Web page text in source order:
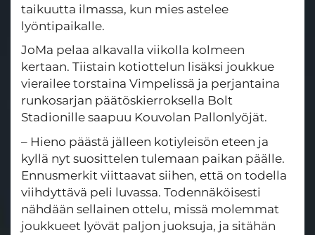
taikuutta ilmassa, kun mies astelee
lyöntipaikalle.
JoMa pelaa alkavalla viikolla kolmeen
kertaan. Tiistain kotiottelun lisäksi joukkue
vierailee torstaina Vimpelissä ja perjantaina
runkosarjan päätöskierroksella Bolt
Stadionille saapuu Kouvolan Pallonlyöjät.
– Hieno päästä jälleen kotiyleisön eteen ja
kyllä nyt suosittelen tulemaan paikan päälle.
Ennusmerkit viittaavat siihen, että on todella
viihdyttävä peli luvassa. Todennäköisesti
nähdään sellainen ottelu, missä molemmat
joukkueet lyövät paljon juoksuja, ja sitähän